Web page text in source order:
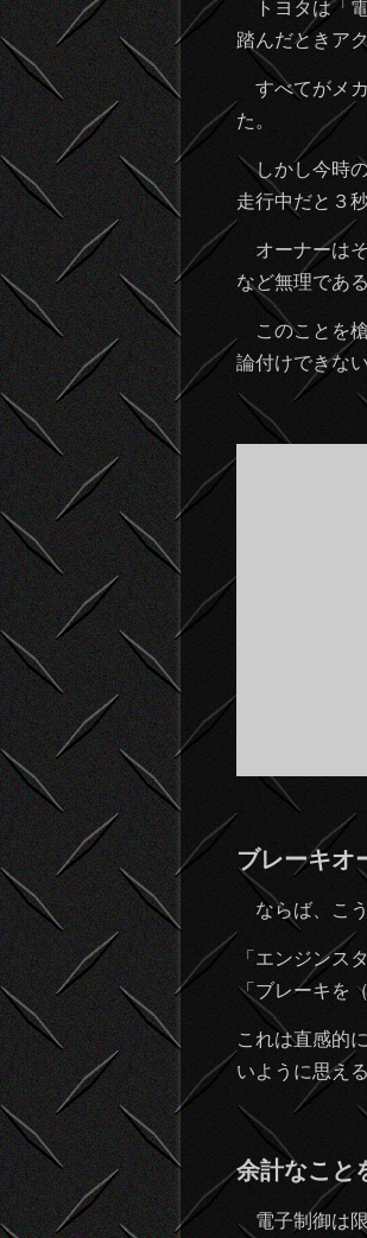
トヨタは「
踏んだときア
すべてがメ
た。
しかし今時の
走行中だと３
オーナーは
など無理である
このことを
論付けできな
ブレーキオ
ならば、こ
「エンジンス
「ブレーキを
これは直感的
いように思え
余計なこと
電子制御は限